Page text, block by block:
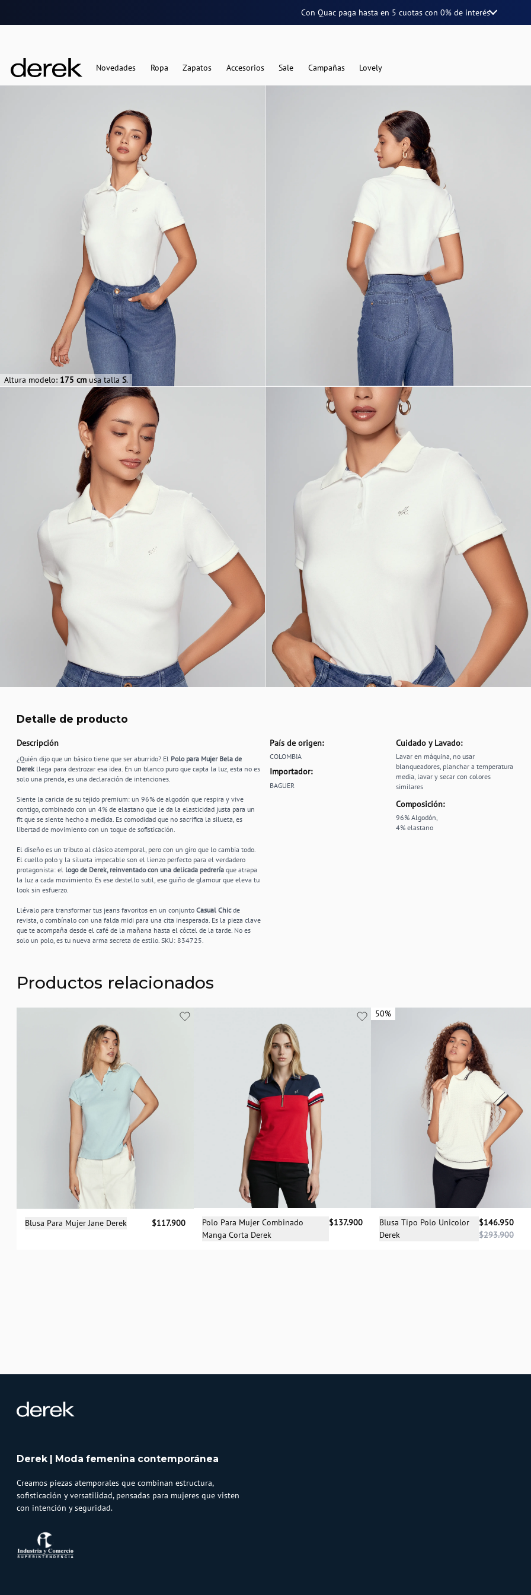
Con Quac paga hasta en 5 cuotascon 0% de interés
Novedades Ropa Zapatos Accesorios Sale Campañas Lovely
Altura modelo: 175 cm usa talla S.
Detalle de producto
Descripción
¿Quién dijo que un básico tiene que ser aburrido? El Polo para Mujer Bela de
Derek llega para destrozar esa idea. En un blanco puro que capta la luz, esta no es
solo una prenda, es una declaración de intenciones.
Siente la caricia de su tejido premium: un 96% de algodón que respira y vive
contigo, combinado con un 4% de elastano que le da la elasticidad justa para un
fit que se siente hecho a medida. Es comodidad que no sacrifica la silueta, es
libertad de movimiento con un toque de sofisticación.
El diseño es un tributo al clásico atemporal, pero con un giro que lo cambia todo.
El cuello polo y la silueta impecable son el lienzo perfecto para el verdadero
protagonista: el logo de Derek, reinventado con una delicada pedrería que atrapa
la luz a cada movimiento. Es ese destello sutil, ese guiño de glamour que eleva tu
look sin esfuerzo.
Llévalo para transformar tus jeans favoritos en un conjunto Casual Chicde
revista, o combínalo con una falda midi para una cita inesperada. Es la pieza clave
que te acompaña desde el café de la mañana hasta el cóctel de la tarde. No es
solo un polo, es tu nueva arma secreta de estilo. SKU: 834725.
País de origen:
COLOMBIA
Importador:
BAGUER
Cuidado y Lavado:
Lavar en máquina, no usar
blanqueadores, planchar a temperatura
media, lavar y secar con colores
similares
Composición:
96% Algodón,
4% elastano
Productos relacionados
Selecciona una talla
Blusa Para Mujer Jane Derek $117.900 Selecciona una talla
Polo Para Mujer Combinado
Manga Corta Derek
$137.900
50%
50%
Selecciona una talla
Blusa Tipo Polo Unicolor
Derek
$146.950
$293.900
Derek | Moda femenina contemporánea
Creamos piezas atemporales que combinan estructura,
sofisticación y versatilidad, pensadas para mujeres que visten
con intención y seguridad.